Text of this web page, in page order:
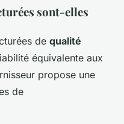
sont-elles
de qualité
équivalente aux
propose une
de